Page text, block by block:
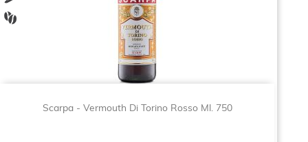
Scarpa - Vermouth Di Torino Rosso Ml. 750